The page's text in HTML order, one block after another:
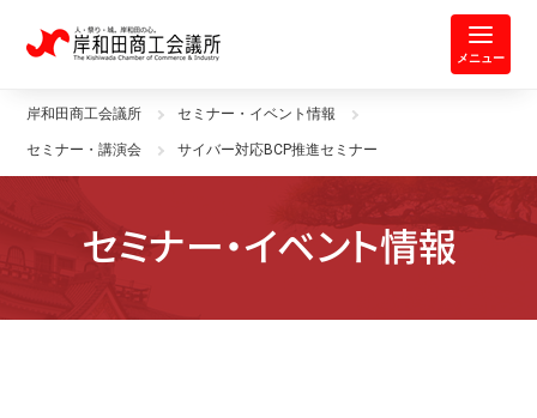
岸和田商工会議所 | 人・祭り・城。
メニュー
岸和田商工会議所 セミナー・イベント情報
セミナー・講演会 サイバー対応BCP推進セミナー
セミナー・イベント情報